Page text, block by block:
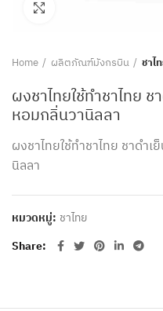
Home ผลิตภัณฑ์มังกรบิน ชาไ
ผงชาไทยใช้ทำชาไทย
หอมกลิ่นวานิลลา
ผงชาไทยใช้ทำชาไทย ชาดำ
นิลลา
หมวดหมู่: ชาไทย
Share